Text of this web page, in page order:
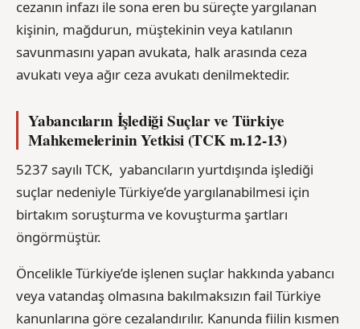
cezanın infazı ile sona eren bu süreçte yargılanan
kişinin, mağdurun, müştekinin veya katılanın
savunmasını yapan avukata, halk arasında ceza
avukatı veya ağır ceza avukatı denilmektedir.
Yabancıların İşlediği Suçlar ve Türkiye
Mahkemelerinin Yetkisi (TCK m.12-13)
5237 sayılı TCK, yabancıların yurtdışında işlediği
suçlar nedeniyle Türkiye’de yargılanabilmesi için
birtakım soruşturma ve kovuşturma şartları
öngörmüştür.
Öncelikle Türkiye’de işlenen suçlar hakkında yabancı
veya vatandaş olmasına bakılmaksızın fail Türkiye
kanunlarına göre cezalandırılır. Kanunda fiilin kısmen